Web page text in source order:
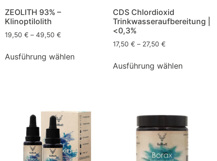
ZEOLITH 93% –
Klinoptilolith
19,50 € – 49,50 €
Ausführung wählen
CDS Chlordioxid
Trinkwasseraufbereitung |
<0,3%
17,50 € – 27,50 €
Ausführung wählen